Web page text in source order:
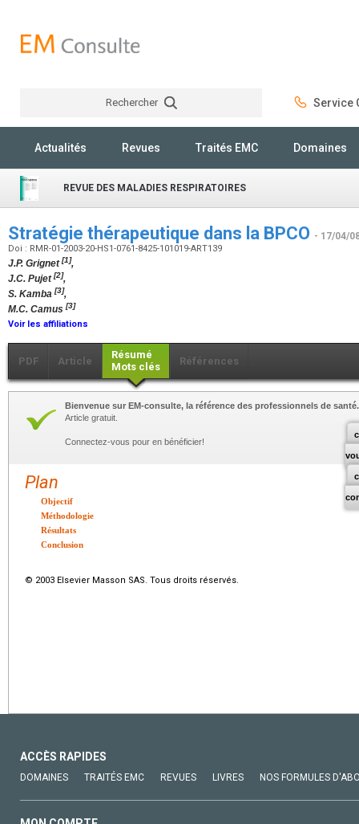
Rechercher Service
Actualités Revues Traités EMC Domaines
REVUE DES MALADIES RESPIRATOIRES
Stratégie thérapeutique dans la BPCO - 17/04/
Doi : RMR-01-2003-20-HS1-0761-8425-101019-ART139
J.P. Grignet[1],
J.C. Pujet[2],
S. Kamba [3],
M.C. Camus [3]
Voir les affiliations
PDF Article
Résumé
Mots clés
Références
Bienvenue sur EM-consulte, la référence des professionnels de santé.
Article gratuit.
Connectez-vous pour en bénéficier!
Plan
Objectif
Méthodologie
Résultats
Conclusion
© 2003 Elsevier Masson SAS. Tous droits réservés.
ACCÈS RAPIDES
DOMAINES TRAITÉS EMC REVUES LIVRES NOS FORMULES